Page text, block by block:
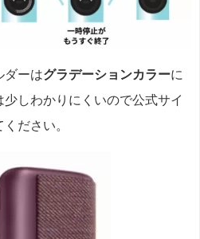
ダーはグラデーションカラーに
しわかりにくいので公式サイ
ださい。